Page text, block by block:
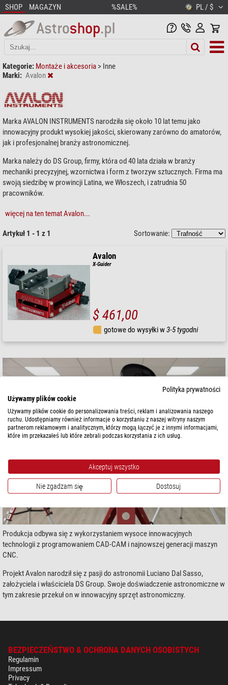
SHOP MAGAZYN %SALE% PL / $
Kategorie: Montaże i akcesoria > Inne
Marki: Avalon
Marka AVALON INSTRUMENTS narodziła się około 10 lat temu jako
innowacyjny produkt wysokiej jakości, skierowany zarówno do amatorów,
jak i profesjonalnej branży astronomicznej.
Marka należy do DS Group, firmy, która od 40 lata działa w branży
mechaniki precyzyjnej, wzornictwa i form z tworzyw sztucznych. Firma ma
swoją siedzibę w prowincji Latina, we Włoszech, i zatrudnia 50
pracowników.
więcej na ten temat Avalon...
Artykuł 1 - 1 z 1 Sortowanie:
Avalon
X-Guider
$ 461,00
gotowe do wysyłki w3-5 tygodni
Produkcja odbywa się z wykorzystaniem wysoce innowacyjnych
technologii z programowaniem CAD-CAM i najnowszej generacji maszyn
CNC.
Projekt Avalon narodził się z pasji do astronomii Luciano Dal Sasso,
założyciela i właściciela DS Group. Swoje doświadczenie astronomiczne w
tym zakresie przekuł on w innowacyjny sprzęt astronomiczny.
BEZPIECZEŃSTWO & OCHRONA DANYCH OSOBISTYCH
Regulamin
Impressum
Privacy
Polityka prywatności
Używamy plików cookie
Używamy plików cookie do personalizowania treści, reklam i analizowania naszego
ruchu. Udostępniamy również informacje o korzystaniu z naszej witryny naszym
partnerom reklamowym i analitycznym, którzy mogą łączyć je z innymi informacjami,
które im przekazałeś lub które zebrali podczas korzystania z ich usług.
Akceptuj wszystko
Nie zgadzam się Dostosuj